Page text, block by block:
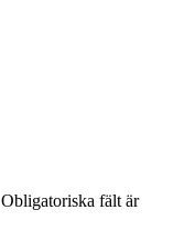
Obligatoriska fält är